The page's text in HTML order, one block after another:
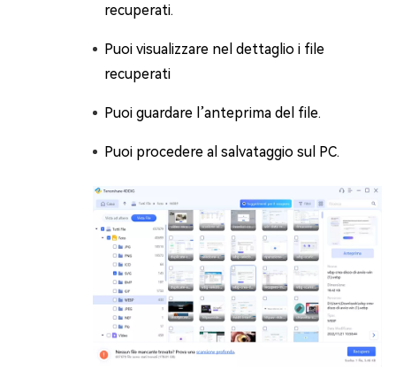
recuperati.
Puoi visualizzare nel dettaglio i file
recuperati
Puoi guardare l’anteprima del file.
Puoi procedere al salvataggio sul PC.